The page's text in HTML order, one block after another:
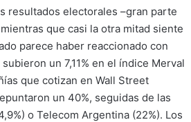
resultados electorales –gran parte
que casi la otra mitad siente
parece haber reaccionado con
un 7,11% en el índice Merval
que cotizan en Wall Street
un 40%, seguidas de las
o Telecom Argentina (22%). Los